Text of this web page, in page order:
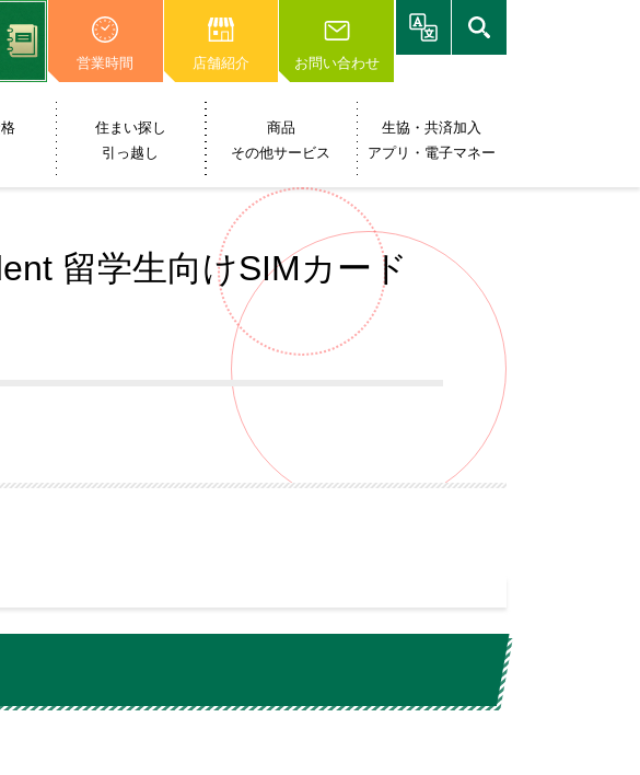
営業時間 店舗紹介 お問い合わせ
住まい探し
引っ越し
商品
その他サービス
生協・共済加入
アプリ・電子マネー
留学生向けSIMカード